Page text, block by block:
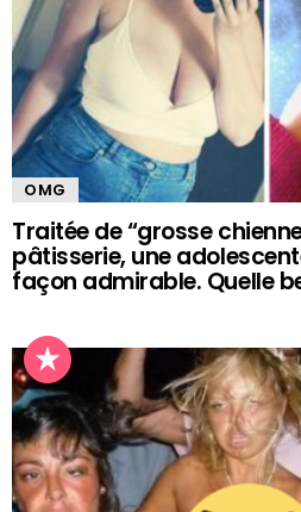
OMG
Traitée de “grosse
pâtisserie, une
façon admirable. Quelle